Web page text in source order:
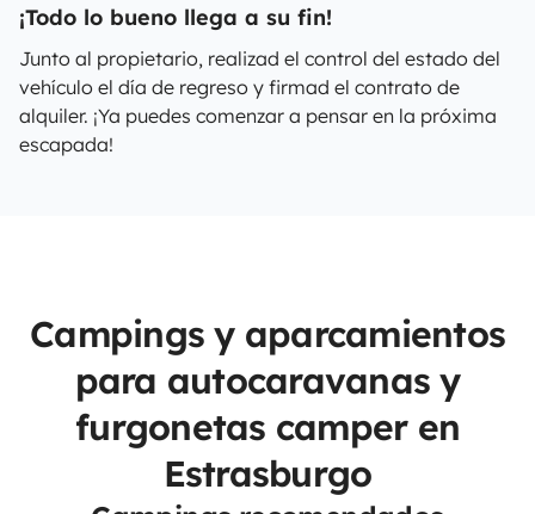
¡Todo lo bueno llega a su fin!
Junto al propietario, realizad el control del estado del
vehículo el día de regreso y firmad el contrato de
alquiler. ¡Ya puedes comenzar a pensar en la próxima
escapada!
Campings y aparcamientos
para autocaravanas y
furgonetas camper en
Estrasburgo